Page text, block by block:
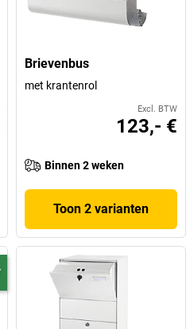
Brievenbus
met krantenrol
Excl. BTW
123,- €
Binnen 2 weken
Toon 2 varianten